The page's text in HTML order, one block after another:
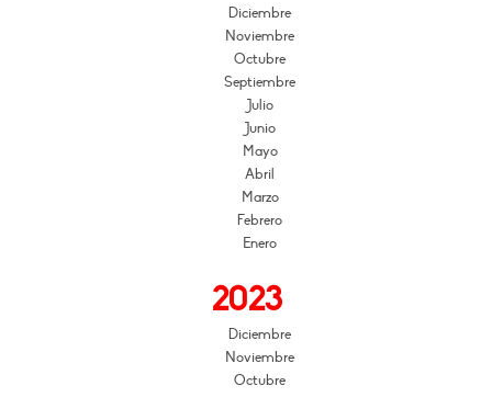
Diciembre
Noviembre
Octubre
Septiembre
Julio
Junio
Mayo
Abril
Marzo
Febrero
Enero
2023
Diciembre
Noviembre
Octubre